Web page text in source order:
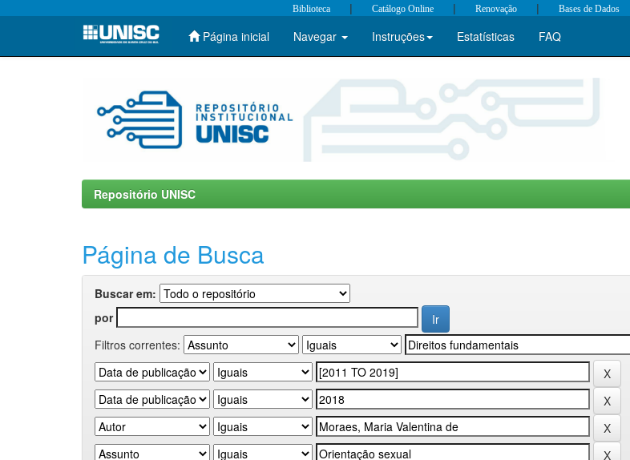
Skip
Biblioteca | Catálogo Online | Renovação | Bases de Dados
Página inicial Navegar Instruções Estatísticas FAQ
Repositório UNISC
Página de Busca
Buscar em:
por
Filtros correntes: